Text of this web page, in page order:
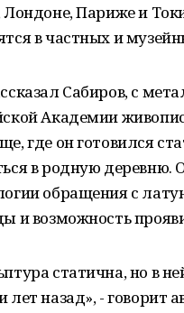
Париже и
в частных и
Сабиров, с
Академии
где он готовился
в родную деревню.
обращения с
и возможность
статична, но в
лет назад», - говорит